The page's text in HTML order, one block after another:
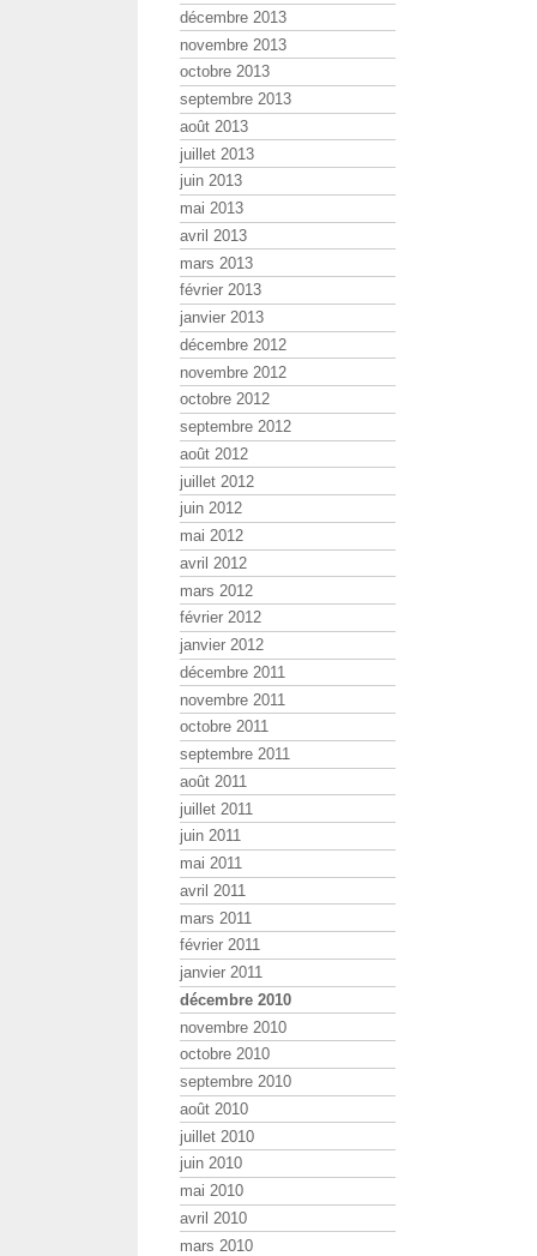
décembre 2013
novembre 2013
octobre 2013
septembre 2013
août 2013
juillet 2013
juin 2013
mai 2013
avril 2013
mars 2013
février 2013
janvier 2013
décembre 2012
novembre 2012
octobre 2012
septembre 2012
août 2012
juillet 2012
juin 2012
mai 2012
avril 2012
mars 2012
février 2012
janvier 2012
décembre 2011
novembre 2011
octobre 2011
septembre 2011
août 2011
juillet 2011
juin 2011
mai 2011
avril 2011
mars 2011
février 2011
janvier 2011
décembre 2010
novembre 2010
octobre 2010
septembre 2010
août 2010
juillet 2010
juin 2010
mai 2010
avril 2010
mars 2010